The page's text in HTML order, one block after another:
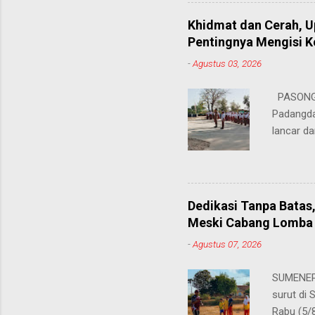
"Saya
sangat
Khidmat dan Cerah,
Pentingnya Mengisi
-Agustus 03, 2026
lancar
penting
ia
para
dalam
mampu
Dedikasi Tanpa
Meski Cabang
-Agustus 07, 2026
surut di
Rabu (5/